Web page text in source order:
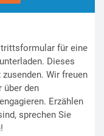
für eine
Dieses
Wir freuen
über den
Erzählen
sprechen Sie